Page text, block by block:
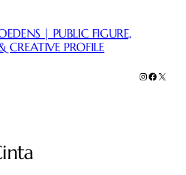
| PUBLIC FIGURE,
CREATIVE PROFILE
Instagram
Facebook
X